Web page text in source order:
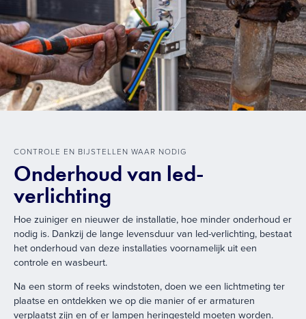
CONTROLE EN BIJSTELLEN WAAR NODIG
Onderhoud van led-
verlichting
Hoe zuiniger en nieuwer de installatie, hoe minder onderhoud er
nodig is. Dankzij de lange levensduur van led-verlichting, bestaat
het onderhoud van deze installaties voornamelijk uit een
controle en wasbeurt.
Na een storm of reeks windstoten, doen we een lichtmeting ter
plaatse en ontdekken we op die manier of er armaturen
verplaatst zijn en of er lampen heringesteld moeten worden.